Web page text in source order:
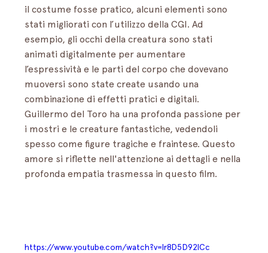
il costume fosse pratico, alcuni elementi sono
stati migliorati con l’utilizzo della CGI. Ad
esempio, gli occhi della creatura sono stati
animati digitalmente per aumentare
l’espressività e le parti del corpo che dovevano
muoversi sono state create usando una
combinazione di effetti pratici e digitali.
Guillermo del Toro ha una profonda passione per
i mostri e le creature fantastiche, vedendoli
spesso come figure tragiche e fraintese. Questo
amore si riflette nell'attenzione ai dettagli e nella
profonda empatia trasmessa in questo film.
https://www.youtube.com/watch?v=lr8D5D92lCc